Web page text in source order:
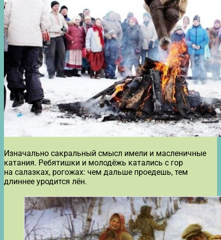
Изначально сакральный смысл имели и масленичные
катания. Ребятишки и молодёжь катались с гор
на салазках, рогожах: чем дальше проедешь, тем
длиннее уродится лён.